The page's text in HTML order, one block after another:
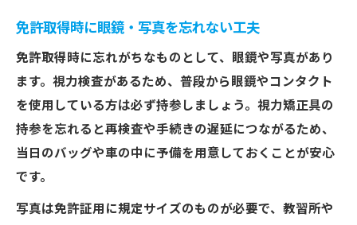
免許取得時に眼鏡・写真を忘れない工夫
免許取得時に忘れがちなものとして、眼鏡や写真があり
ます。視力検査があるため、普段から眼鏡やコンタクト
を使用している方は必ず持参しましょう。視力矯正具の
持参を忘れると再検査や手続きの遅延につながるため、
当日のバッグや車の中に予備を用意しておくことが安心
です。
写真は免許証用に規定サイズのものが必要で、教習所や